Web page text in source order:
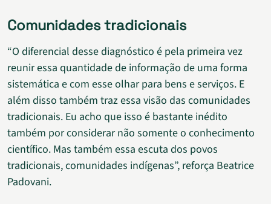
Comunidades tradicionais
“O diferencial desse diagnóstico é pela primeira vez
reunir essa quantidade de informação de uma forma
sistemática e com esse olhar para bens e serviços. E
além disso também traz essa visão das comunidades
tradicionais. Eu acho que isso é bastante inédito
também por considerar não somente o conhecimento
científico. Mas também essa escuta dos povos
tradicionais, comunidades indígenas”, reforça Beatrice
Padovani.